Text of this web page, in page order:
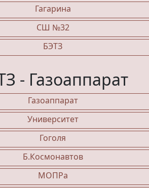
Гагарина
СШ №32
БЭТЗ
- Газоаппарат
Газоаппарат
Университет
Гоголя
Б.Космонавтов
МОПРа